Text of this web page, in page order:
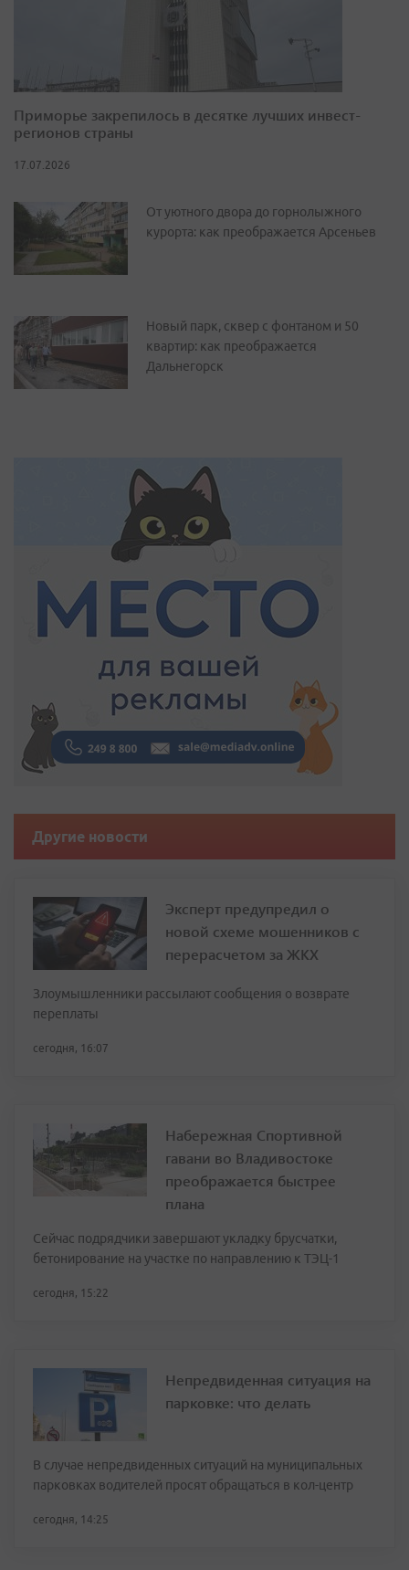
Приморье закрепилось в десятке лучших инвест-
регионов страны
17.07.2026
От уютного двора до горнолыжного
курорта: как преображается Арсеньев
Новый парк, сквер с фонтаном и 50
квартир: как преображается
Дальнегорск
Другие новости
Эксперт предупредил о
новой схеме мошенников с
перерасчетом за ЖКХ
Злоумышленники рассылают сообщения о возврате
переплаты
сегодня, 16:07
Набережная Спортивной
гавани во Владивостоке
преображается быстрее
плана
Сейчас подрядчики завершают укладку брусчатки,
бетонирование на участке по направлению к ТЭЦ-1
сегодня, 15:22
Непредвиденная ситуация на
парковке: что делать
В случае непредвиденных ситуаций на муниципальных
парковках водителей просят обращаться в кол-центр
сегодня, 14:25